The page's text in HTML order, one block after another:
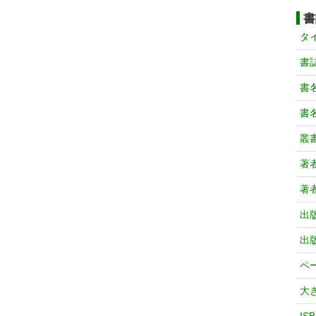
タ
書
書
書
叢
著
著
出
出
ペ
大